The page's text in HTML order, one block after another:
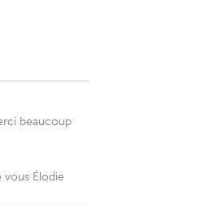
beaucoup
Élodie